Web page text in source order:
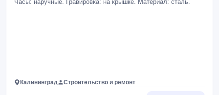
Часы: наручные. Гравировка: на крышке. Материал: сталь.
Калининград Строительство и ремонт